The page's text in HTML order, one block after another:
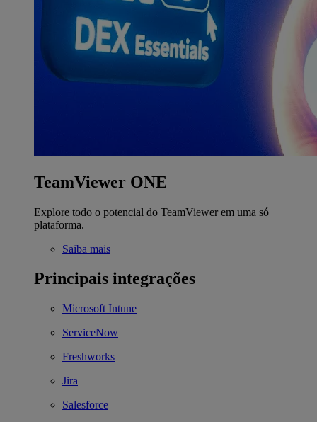
TeamViewer ONE
Explore todo o potencial do TeamViewer em uma só
plataforma.
Saiba mais
Principais integrações
Microsoft Intune
ServiceNow
Freshworks
Jira
Salesforce